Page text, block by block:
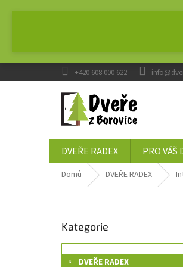
+420 608 000 622
DVEŘE RADEX PRO VÁŠ
Domů DVEŘE RADEX
kategorie
Kategorie
DVEŘE RADEX